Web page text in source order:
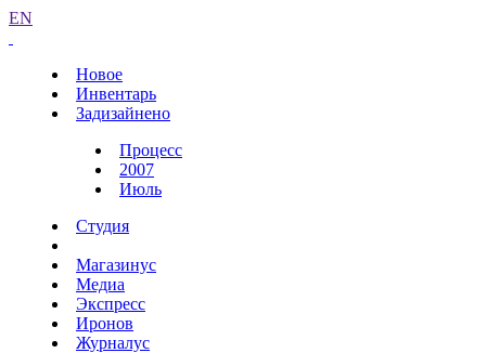
EN
Новое
Инвентарь
Задизайнено
Процесс
2007
Июль
Студия
Магазинус
Медиа
Экспресс
Иронов
Журналус